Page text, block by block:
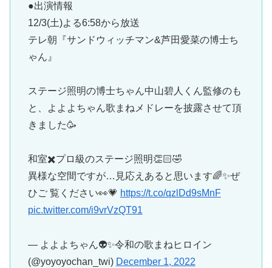
●出演情報
12/3(土)よる6:58から放送
テレ朝『サンドウィッチマン&芦田愛菜の博士ち
ゃん』
ステージ照明の博士ちゃん中山碧人くん監修のも
と、よよよちゃん歌まねメドレーを披露させて頂
きました🥳
和室✖️プロ級のステージ照明👏🏻🤣
異様な空間ですが…見応えあると思います🌈✨ぜ
ひご 覧ください👀💗 https://t.co/qzlDd9sMnF
pic.twitter.com/i9vrVzQT91
— よよよちゃん👽✨令和の歌まねヒロイン
(@yoyoyochan_twi) December 1, 2022